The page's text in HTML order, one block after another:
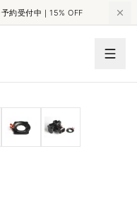
約受付中｜15% OFF
Leica M/SP3-ALEXA PROロックバージョンカメラアダプター